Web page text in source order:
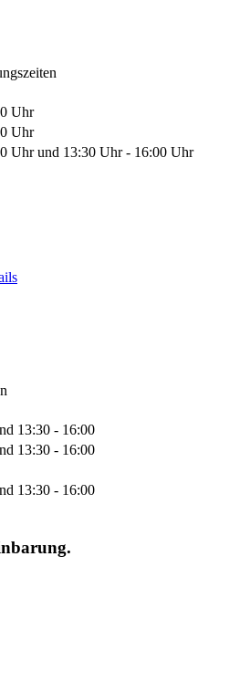
Uhr
Uhr
Uhr und 13:30 Uhr - 16:00 Uhr
13:30 - 16:00
13:30 - 16:00
13:30 - 16:00